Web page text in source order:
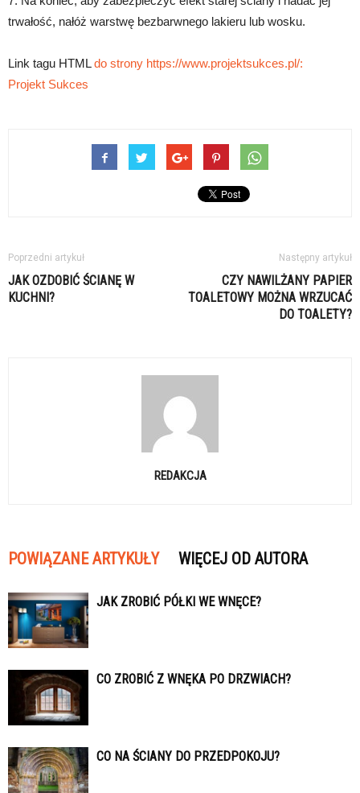
trwałość, nałóż warstwę bezbarwnego lakieru lub wosku.
Link tagu HTMLdo strony https://www.projektsukces.pl/:
Projekt Sukces
Poprzedni artykuł
JAK OZDOBIĆ ŚCIANĘ W
KUCHNI?
Następny artykuł
CZY NAWILŻANY PAPIER
TOALETOWY MOŻNA WRZUCAĆ
DO TOALETY?
REDAKCJA
POWIĄZANE ARTYKUŁY WIĘCEJ OD AUTORA
JAK ZROBIĆ PÓŁKI WE WNĘCE?
CO ZROBIĆ Z WNĘKA PO DRZWIACH?
CO NA ŚCIANY DO PRZEDPOKOJU?